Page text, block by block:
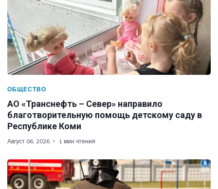
ОБЩЕСТВО
АО «Транснефть – Север» направило
благотворительную помощь детскому саду в
Республике Коми
Август 06, 2026 1 мин чтения